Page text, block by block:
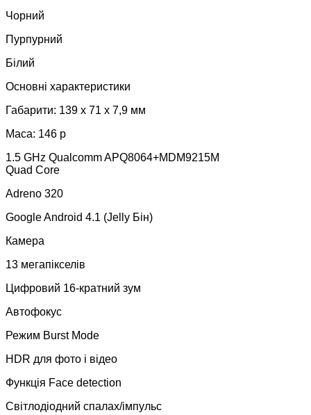
Чорний
Пурпурний
Білий
Основні характеристики
Габарити: 139 x 71 x 7,9 мм
Маса: 146 р
1.5 GHz Qualcomm APQ8064+MDM9215M
Quad Core
Adreno 320
Google Android 4.1 (Jelly Бін)
Камера
13 мегапікселів
Цифровий 16-кратний зум
Автофокус
Режим Burst Mode
HDR для фото і відео
Функція Face detection
Світлодіодний спалах/імпульс